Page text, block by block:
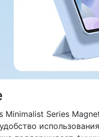
Minimalist Series